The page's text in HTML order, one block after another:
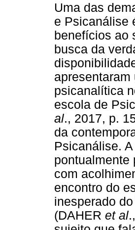
Uma das
e Psicanálise
benefícios ao
busca da
psicanalítica
escola de
al., 2017, p.
da
Psicanálise.
pontualmente
com
encontro do
inesperado
(DAHER et al